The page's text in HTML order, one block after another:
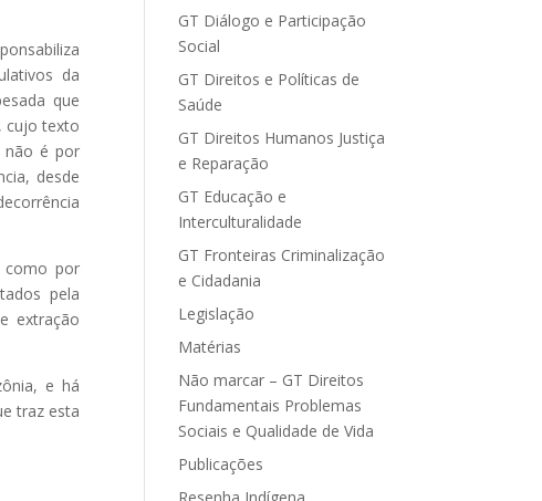
da
que
, cujo texto
não é por
desde
como por
pela
extração
e há
traz esta
GT Diálogo e Participação
Social
GT Direitos e Políticas de
Saúde
GT Direitos Humanos Justiça
e Reparação
GT Educação e
Interculturalidade
GT Fronteiras Criminalização
e Cidadania
Legislação
Matérias
Não marcar – GT Direitos
Fundamentais Problemas
Sociais e Qualidade de Vida
Publicações